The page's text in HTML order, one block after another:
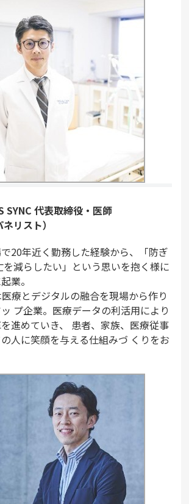
SYNC 代表取締役・医師
リスト）
20年近く勤務した経験から、「防ぎ
を減らしたい」という思いを抱く様に
業。
医療とデジタルの融合を現場から作り
プ企業。医療データの利活用により
進めていき、 患者、家族、医療従事
人に笑顔を与える仕組みづ くりをお